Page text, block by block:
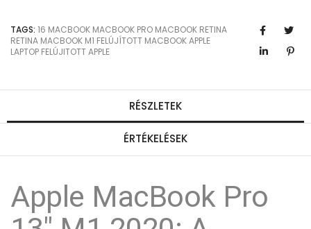
TAGS: 16 MACBOOK MACBOOK PRO MACBOOK RETINA
RETINA MACBOOK M1 FELÚJÍTOTT MACBOOKAPPLE
LAPTOP FELÚJITOTT APPLE
RÉSZLETEK
ÉRTÉKELÉSEK
Apple MacBook Pro